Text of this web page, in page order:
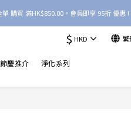
購買 滿HK$850.00，會員即享 95折 優惠
$ HKD 繁
節慶推介 淨化系列